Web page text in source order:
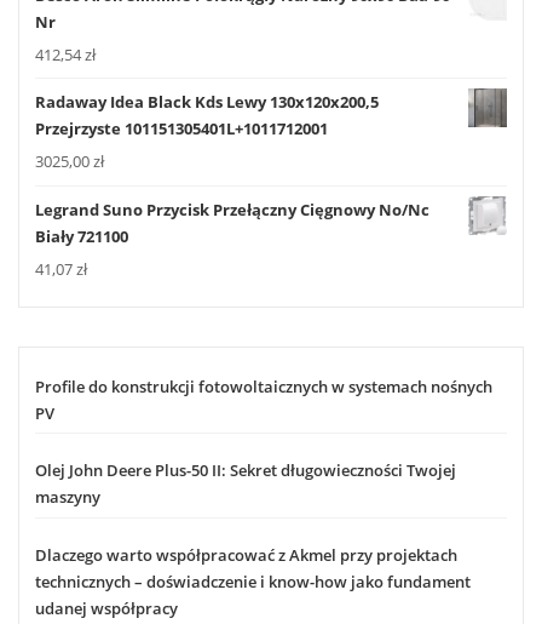
Nr
412,54zł
Radaway Idea Black Kds Lewy 130x120x200,5
Przejrzyste 101151305401L+1011712001
3025,00zł
Legrand Suno Przycisk Przełączny Cięgnowy No/Nc
Biały 721100
41,07zł
Profile do konstrukcji fotowoltaicznych w systemach nośnych
PV
Olej John Deere Plus-50 II: Sekret długowieczności Twojej
maszyny
Dlaczego warto współpracować z Akmel przy projektach
technicznych – doświadczenie i know-how jako fundament
udanej współpracy